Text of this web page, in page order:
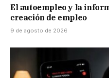
El autoempleo y la
creación de empleo
9 de agosto de 2026